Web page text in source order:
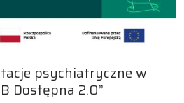
psychiatryczne w
Dostępna 2.0”